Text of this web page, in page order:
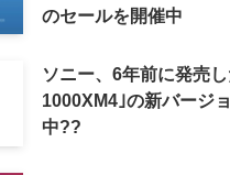
のセールを開催中
ソニー、6年前に発売
1000XM4｣の新バージ
中??